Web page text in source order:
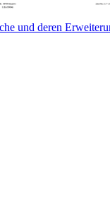
und deren